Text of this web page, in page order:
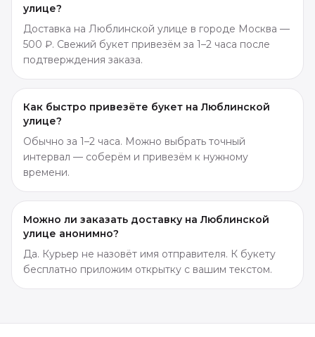
улице?
Доставка на Люблинской улице в городе Москва —
500 ₽. Свежий букет привезём за 1–2 часа после
подтверждения заказа.
Как быстро привезёте букет на Люблинской
улице?
Обычно за 1–2 часа. Можно выбрать точный
интервал — соберём и привезём к нужному
времени.
Можно ли заказать доставку на Люблинской
улице анонимно?
Да. Курьер не назовёт имя отправителя. К букету
бесплатно приложим открытку с вашим текстом.